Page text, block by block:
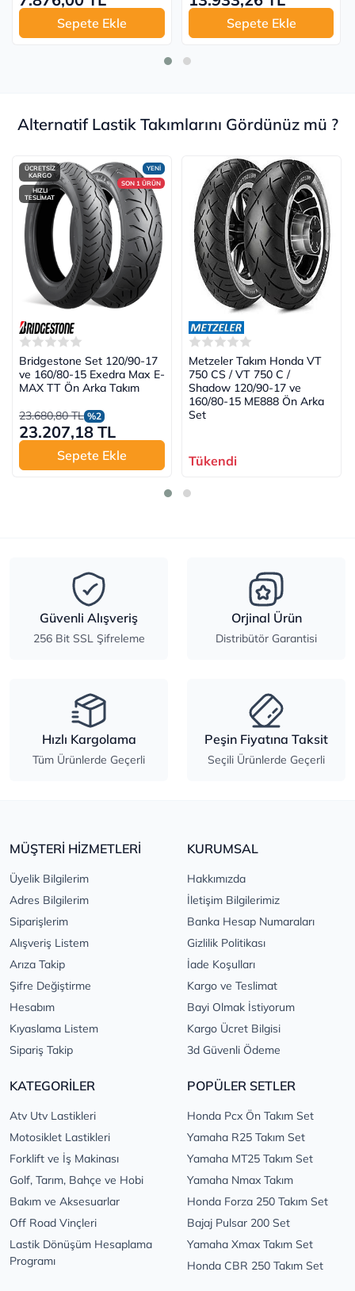
Sepete Ekle Sepete Ekle
Alternatif Lastik Takımlarını Gördünüz mü ?
YENİ
SON 1 ÜRÜN
ÜCRETSİZ
KARGO
HIZLI
TESLİMAT
Bridgestone Set 120/90-17
ve 160/80-15 Exedra Max E-
MAX TT Ön Arka Takım
23.680,80 TL %2
23.207,18 TL
Sepete Ekle
Metzeler Takım Honda VT
750 CS / VT 750 C /
Shadow 120/90-17 ve
160/80-15 ME888 Ön Arka
Set
Tükendi
Güvenli Alışveriş
256 Bit SSL Şifreleme
Orjinal Ürün
Distribütör Garantisi
Hızlı Kargolama
Tüm Ürünlerde Geçerli
Peşin Fiyatına Taksit
Seçili Ürünlerde Geçerli
MÜŞTERİ HİZMETLERİ
Üyelik Bilgilerim
Adres Bilgilerim
Siparişlerim
Alışveriş Listem
Arıza Takip
Şifre Değiştirme
Hesabım
Kıyaslama Listem
Sipariş Takip
KURUMSAL
Hakkımızda
İletişim Bilgilerimiz
Banka Hesap Numaraları
Gizlilik Politikası
İade Koşulları
Kargo ve Teslimat
Bayi Olmak İstiyorum
Kargo Ücret Bilgisi
3d Güvenli Ödeme
KATEGORİLER
Atv Utv Lastikleri
Motosiklet Lastikleri
Forklift ve İş Makinası
Golf, Tarım, Bahçe ve Hobi
Bakım ve Aksesuarlar
Off Road Vinçleri
Lastik Dönüşüm Hesaplama
Programı
POPÜLER SETLER
Honda Pcx Ön Takım Set
Yamaha R25 Takım Set
Yamaha MT25 Takım Set
Yamaha Nmax Takım
Honda Forza 250 Takım Set
Bajaj Pulsar 200 Set
Yamaha Xmax Takım Set
Honda CBR 250 Takım Set